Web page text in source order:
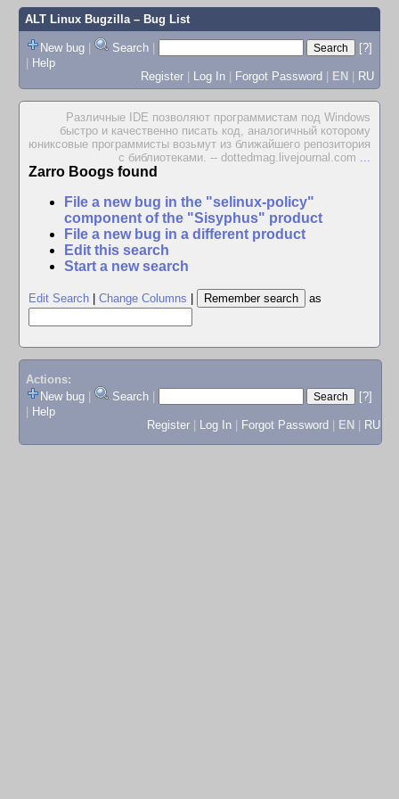
ALT Linux Bugzilla– Bug List
New bug | Search |
[?]
| Help
Register | Log In | Forgot Password | EN | RU
Различные IDE позволяют программистам под Windows
быстро и качественно писать код, аналогичный которому
юниксовые программисты возьмут из ближайшего репозитория
с библиотеками. -- dottedmag.livejournal.com ...
Zarro Boogs found
File a new bug in the "selinux-policy"
component of the "Sisyphus" product
File a new bug in a different product
Edit this search
Start a new search
Edit Search Change Columns as
Actions:
New bug
Search
[?]
Help
Register
Log In Forgot Password EN RU